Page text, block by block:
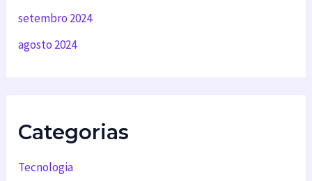
setembro 2024
agosto 2024
Categorias
Tecnologia